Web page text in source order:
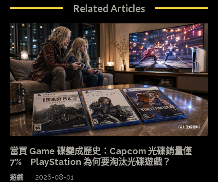
Related Articles
當買 Game 碟變成歷史：Capcom 光碟銷量僅
7% PlayStation 為何要淘汰光碟遊戲？
遊戲 2026-08-01